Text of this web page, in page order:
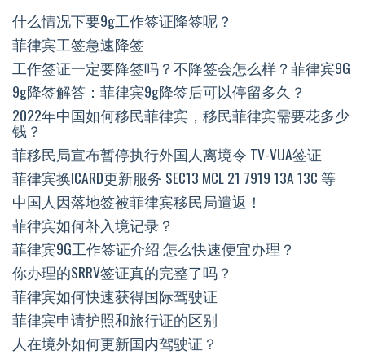
什么情况下要9g工作签证降签呢？
菲律宾工签急速降签
工作签证一定要降签吗？不降签会怎么样？菲律宾9G
9g降签解答：菲律宾9g降签后可以停留多久？
2022年中国如何移民菲律宾，移民菲律宾需要花多少
钱？
菲移民局宣布暂停执行外国人离境令 TV-VUA签证
菲律宾换ICARD更新服务 SEC13 MCL 21 7919 13A 13C 等
中国人因落地签被菲律宾移民局遣返！
菲律宾如何补入境记录？
菲律宾9G工作签证介绍 怎么快速便宜办理？
你办理的SRRV签证真的完整了吗？
菲律宾如何快速获得国际驾驶证
菲律宾申请护照和旅行证的区别
人在境外如何更新国内驾驶证？